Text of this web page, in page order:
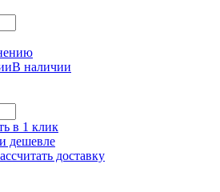
В наличии
в 1 клик
дешевле
доставку